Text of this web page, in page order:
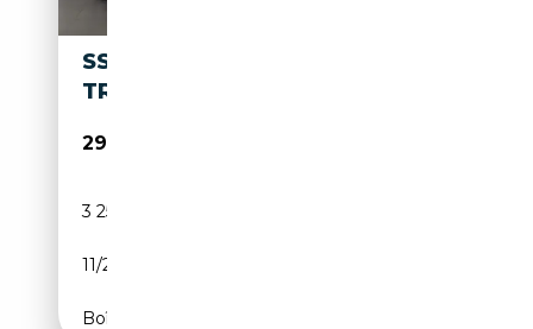
SSANGYONG TORRES G15 HEV
TREND AUT.
29 990€
3 253 km
11/2025
Boîte automatique